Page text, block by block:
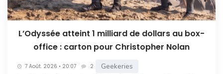
L’Odyssée atteint 1 milliard de dollars au box-
office : carton pour Christopher Nolan
7 Août. 2026 • 20:07 2 Geekeries